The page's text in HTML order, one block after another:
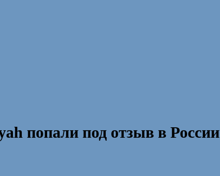
попали под отзыв в России